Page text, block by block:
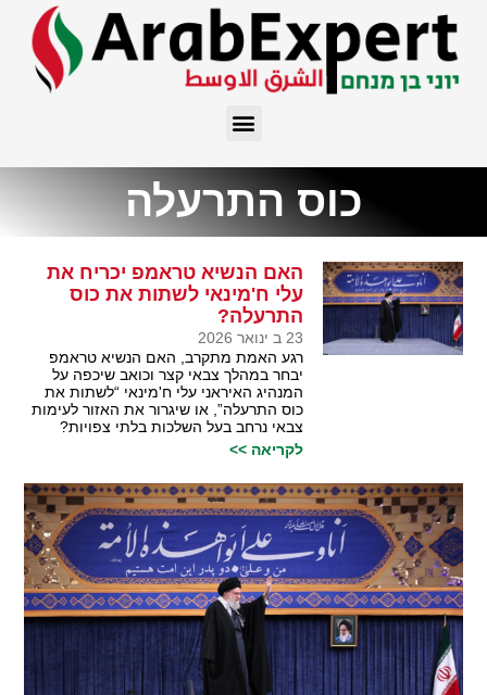
כוס התרעלה
האם הנשיא טראמפ יכריח את
עלי ח'מינאי לשתות את כוס
התרעלה?
23 ב ינואר 2026
רגע האמת מתקרב, האם הנשיא טראמפ
יבחר במהלך צבאי קצר וכואב שיכפה על
המנהיג האיראני עלי ח'מינאי “לשתות את
כוס התרעלה”, או שיגרור את האזור לעימות
צבאי נרחב בעל השלכות בלתי צפויות?
לקריאה >>